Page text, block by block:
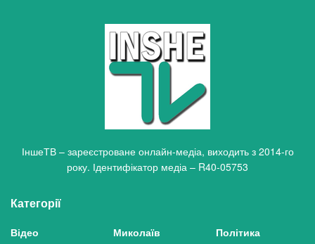
ІншеТВ – зареєстроване онлайн-медіа, виходить з 2014-го
року. Ідентифікатор медіа – R40-05753
Категорії
Відео
Миколаїв
Політика